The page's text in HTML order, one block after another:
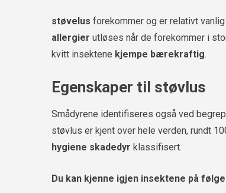
støvelus forekommer og er relativt
allergier utløses når de forekommer i
kvitt insektene kjempe bærekraftig.
Egenskaper til støvlus
Smådyrene identifiseres også ved
støvlus er kjent over hele verden, rundt
hygiene skadedyr klassifisert.
Du kan kjenne igjen insektene på